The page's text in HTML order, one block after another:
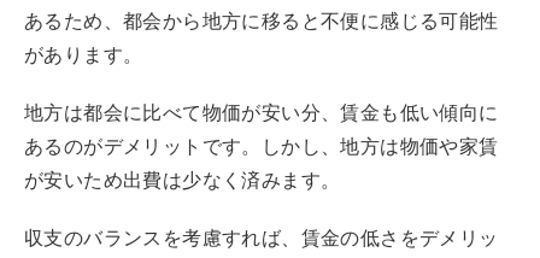
あるため、都会から地方に移ると不便に感じる可能性
があります。
地方は都会に比べて物価が安い分、賃金も低い傾向に
あるのがデメリットです。しかし、地方は物価や家賃
が安いため出費は少なく済みます。
収支のバランスを考慮すれば、賃金の低さをデメリッ